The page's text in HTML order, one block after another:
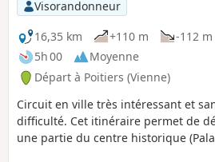
Visorandonneur
16,35 km
+110 m
-112 m
5h 00
Moyenne
Départ à Poitiers (Vienne)
Circuit en ville très intéressant et
difficulté. Cet itinéraire permet de
une partie du centre historique